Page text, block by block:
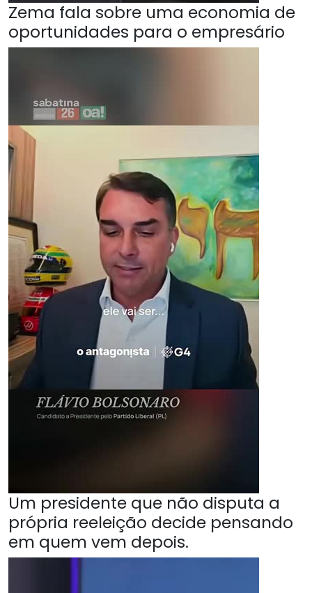
Zema fala sobre uma economia de
oportunidades para o empresário
Um presidente que não disputa a
própria reeleição decide pensando
em quem vem depois.